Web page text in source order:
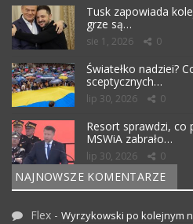
Tusk zapowiada
grze są…
sie 1, 2026 0
Światełko nadziei?
sceptycznych…
lip 30, 2026 0
Resort sprawdzi, co
MSWiA zabrało…
lip 30, 2026 0
NAJNOWSZE KOMENTARZE
Flex - Wyrzykowski po kolejnym